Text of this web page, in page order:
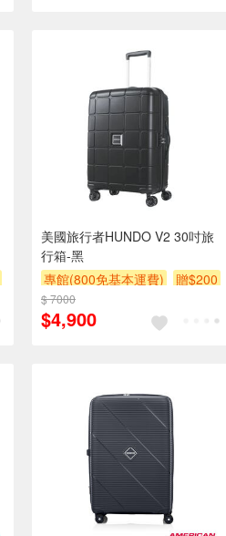
美國旅行者HUNDO V2 30吋旅
行箱-黑
專館(800免基本運費)
贈$200
$ 7000
$4,900